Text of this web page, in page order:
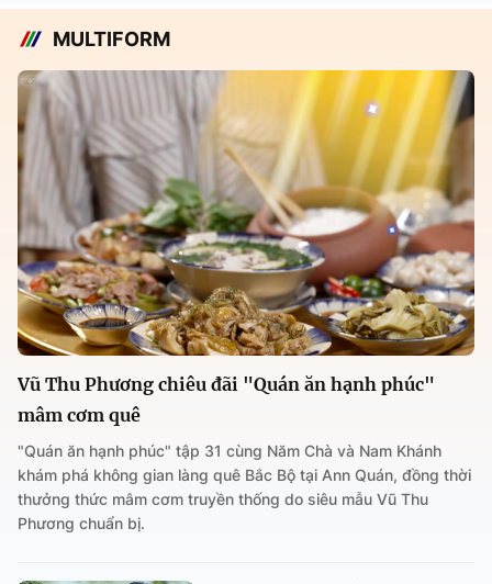
MULTIFORM
Vũ Thu Phương chiêu đãi "Quán ăn hạnh phúc"
mâm cơm quê
"Quán ăn hạnh phúc" tập 31 cùng Năm Chà và Nam Khánh
khám phá không gian làng quê Bắc Bộ tại Ann Quán, đồng thời
thưởng thức mâm cơm truyền thống do siêu mẫu Vũ Thu
Phương chuẩn bị.